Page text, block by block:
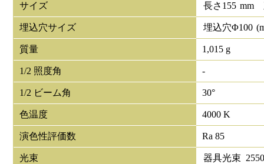
サイズ 長さ 155 mm
埋込穴サイズ 埋込穴Φ100
質量 1,015 g
1/2 照度角 -
1/2 ビーム角 30°
色温度 4000 K
演色性評価数 Ra 85
光束 器具光束